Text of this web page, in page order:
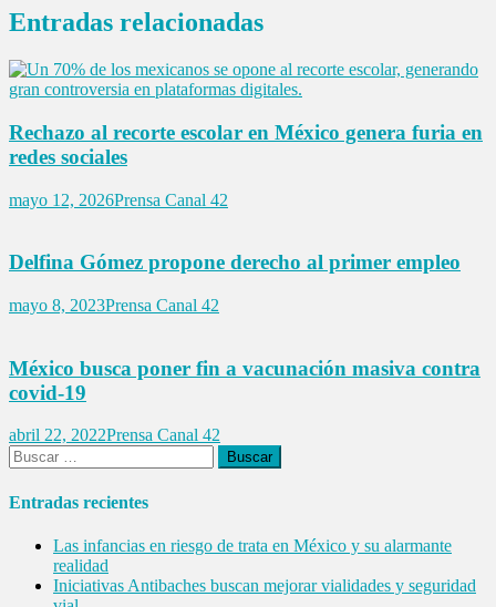
Entradas relacionadas
Rechazo al recorte escolar en México genera furia en
redes sociales
mayo 12, 2026Prensa Canal 42
Delfina Gómez propone derecho al primer empleo
mayo 8, 2023Prensa Canal 42
México busca poner fin a vacunación masiva contra
covid-19
abril 22, 2022Prensa Canal 42
Buscar:
Entradas recientes
Las infancias en riesgo de trata en México y su alarmante
realidad
Iniciativas Antibaches buscan mejorar vialidades y seguridad